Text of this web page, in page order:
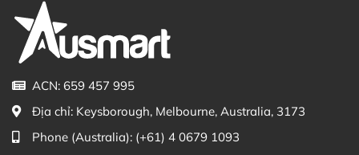
ACN: 659 457 995
Địa chỉ: Keysborough, Melbourne, Australia, 3173
Phone (Australia): (+61) 4 0679 1093